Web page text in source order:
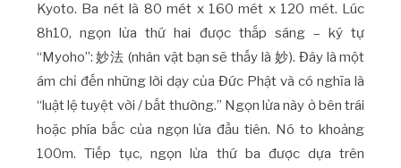
Kyoto. Ba nét là 80 mét x 160 mét x 120 mét. Lúc
8h10, ngọn lửa thứ hai được thắp sáng – ký tự
“Myoho”: 妙法 (nhân vật bạn sẽ thấy là 妙). Đây là một
ám chỉ đến những lời dạy của Đức Phật và có nghĩa là
“luật lệ tuyệt vời / bất thường.” Ngọn lửa này ở bên trái
hoặc phía bắc của ngọn lửa đầu tiên. Nó to khoảng
100m. Tiếp tục, ngọn lửa thứ ba được dựa trên